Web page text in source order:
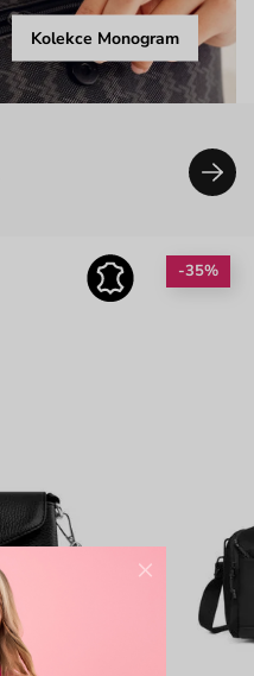
Kolekce Monogram
-35%
×